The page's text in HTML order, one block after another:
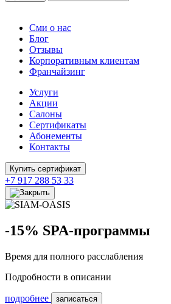
Сми о нас
Блог
Отзывы
Корпоративным клиентам
Франчайзинг
Услуги
Акции
Салоны
Сертификаты
Абонементы
Контакты
Купить сертификат
+7 917 288 53 33
-15% SPA-программы
Время для полного расслабления
Подробности в описании
подробнее записаться